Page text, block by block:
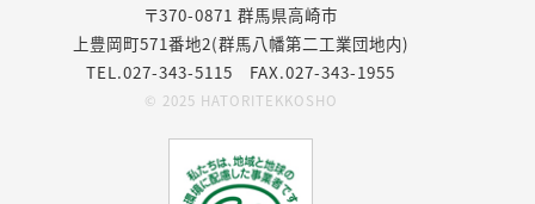
〒370-0871 群馬県高崎市
上豊岡町571番地2(群馬八幡第二工業団地内)
TEL.027-343-5115 FAX.027-343-1955
© 2025 HATORITEKKOSHO